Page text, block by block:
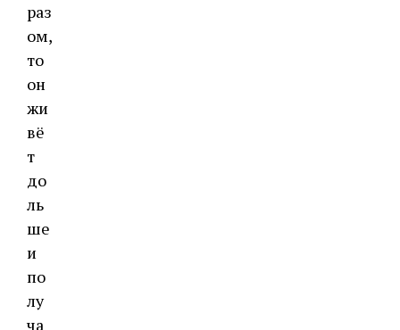
раз
ом,
то
он
жи
вё
т
до
ль
ше
и
по
лу
ча